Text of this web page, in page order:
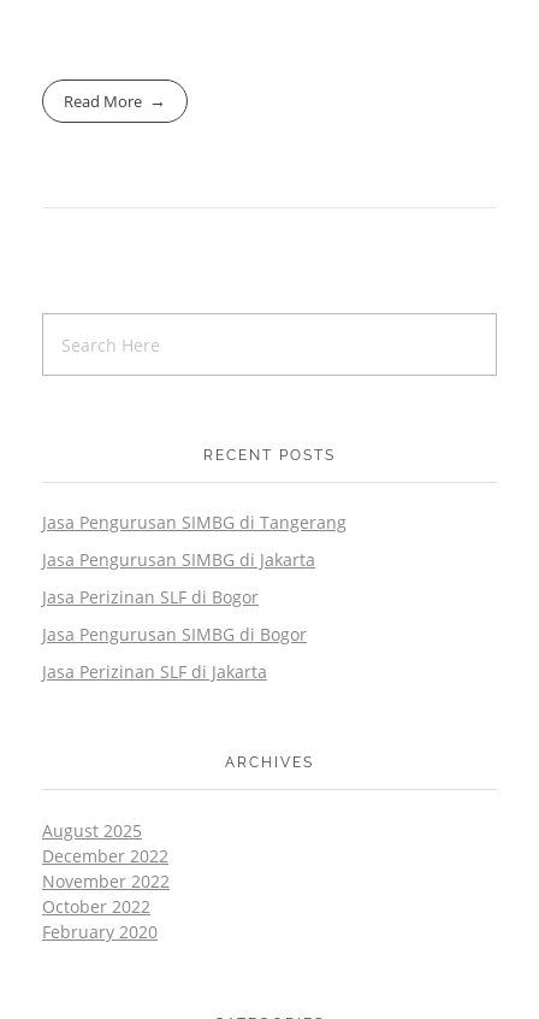
Read More
RECENT POSTS
Jasa Pengurusan SIMBG di Tangerang
Jasa Pengurusan SIMBG di Jakarta
Jasa Perizinan SLF di Bogor
Jasa Pengurusan SIMBG di Bogor
Jasa Perizinan SLF di Jakarta
ARCHIVES
August 2025
December 2022
November 2022
October 2022
February 2020